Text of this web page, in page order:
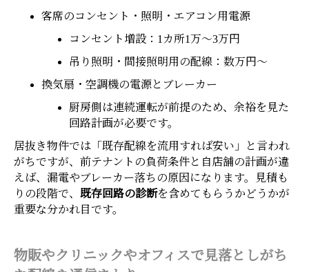
客席のコンセント・照明・エアコン用電源
コンセント増設：1カ所1万〜3万円
吊り照明・間接照明用の配線：数万円〜
換気扇・空調機の電源とブレーカー
厨房側は連続運転が前提のため、余裕を見た
回路計画が必要です。
居抜き物件では「既存配線を流用すれば安い」と言われ
がちですが、前テナントの負荷条件と自店舗の計画が違
えば、漏電やブレーカー落ちの原因になります。見積も
りの段階で、 既存回路の診断を含めてもらうかどうかが
重要な分かれ目です。
物販やクリニックやオフィスで見落としがち